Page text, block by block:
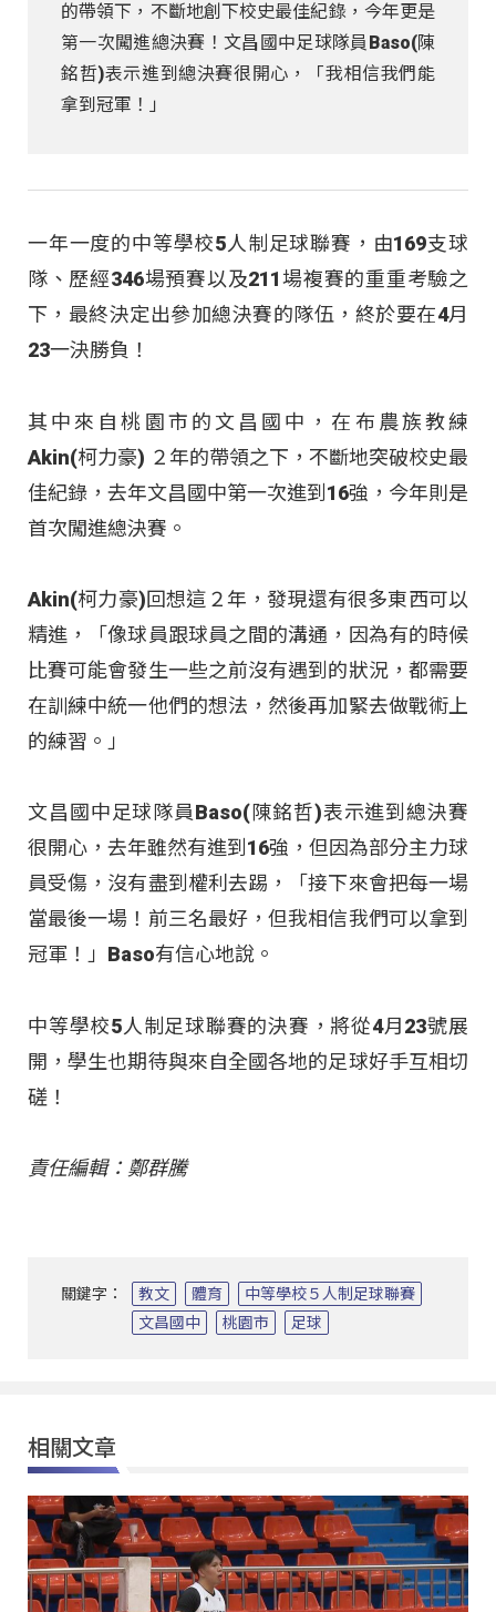
的帶領下，不斷地創下校史最佳紀錄，今年更是
第一次闖進總決賽！文昌國中足球隊員Baso(陳
銘哲)表示進到總決賽很開心，「我相信我們能
拿到冠軍！」
一年一度的中等學校5人制足球聯賽，由169支球
隊、歷經346場預賽以及211場複賽的重重考驗之
下，最終決定出參加總決賽的隊伍，終於要在4月
23一決勝負！
其中來自桃園市的文昌國中，在布農族教練
Akin(柯力豪) ２年的帶領之下，不斷地突破校史最
佳紀錄，去年文昌國中第一次進到16強，今年則是
首次闖進總決賽。
Akin(柯力豪)回想這２年，發現還有很多東西可以
精進，「像球員跟球員之間的溝通，因為有的時候
比賽可能會發生一些之前沒有遇到的狀況，都需要
在訓練中統一他們的想法，然後再加緊去做戰術上
的練習。」
文昌國中足球隊員Baso(陳銘哲)表示進到總決賽
很開心，去年雖然有進到16強，但因為部分主力球
員受傷，沒有盡到權利去踢，「接下來會把每一場
當最後一場！前三名最好，但我相信我們可以拿到
冠軍！」Baso有信心地說。
中等學校5人制足球聯賽的決賽，將從4月23號展
開，學生也期待與來自全國各地的足球好手互相切
磋！
責任編輯：鄭群騰
關鍵字： 教文 體育
中等學校５人制足球聯賽
文昌國中
桃園市 足球
相關文章